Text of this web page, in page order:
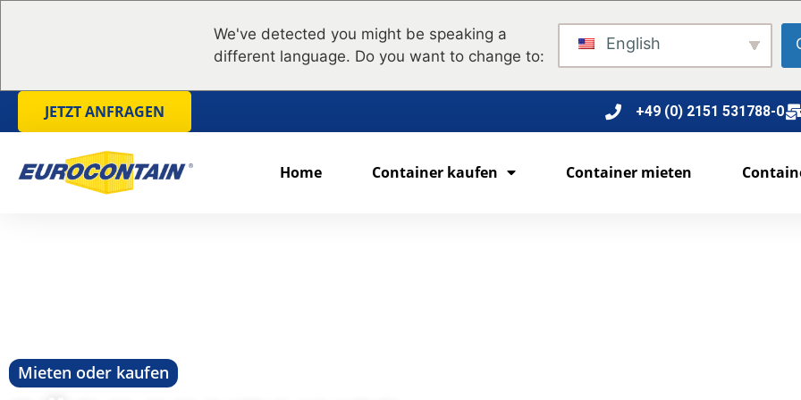
We've detected you might be speaking a
different language. Do you want to change to:
English
JETZT ANFRAGEN +49 (0) 2151 531788-0
Home Container kaufen Container mieten
Mieten oder kaufen